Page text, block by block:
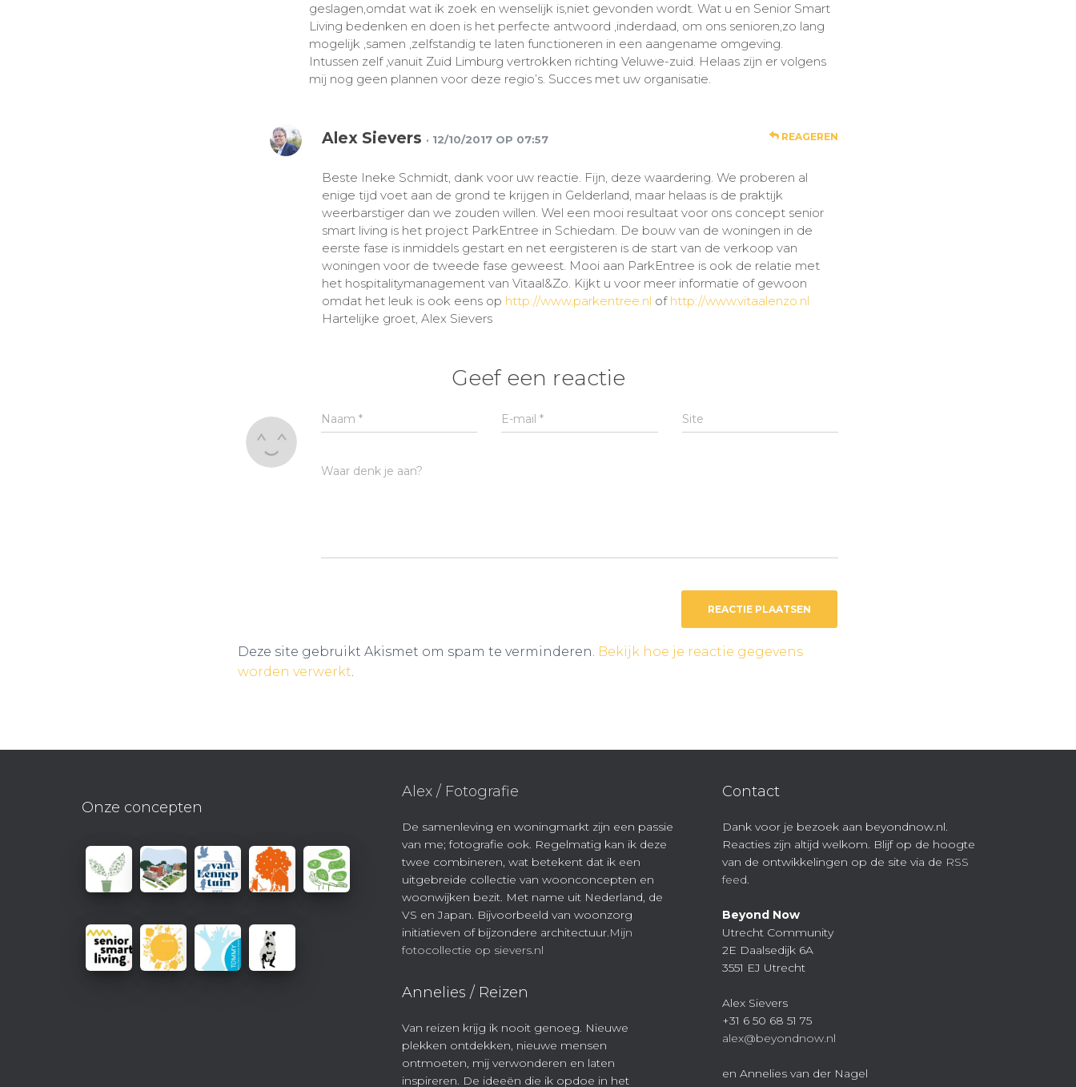
geslagen,omdat wat ik zoek en wenselijk is,niet gevonden wordt. Wat u en Senior Smart
Living bedenken en doen is het perfecte antwoord ,inderdaad, om ons senioren,zo lang
mogelijk ,samen ,zelfstandig te laten functioneren in een aangename omgeving.
Intussen zelf ,vanuit Zuid Limburg vertrokken richting Veluwe-zuid. Helaas zijn er volgens
mij nog geen plannen voor deze regio’s. Succes met uw organisatie.
Alex Sievers · 12/10/2017 OP 07:57
Beste Ineke Schmidt, dank voor uw reactie. Fijn, deze waardering. We proberen al
enige tijd voet aan de grond te krijgen in Gelderland, maar helaas is de praktijk
weerbarstiger dan we zouden willen. Wel een mooi resultaat voor ons concept senior
smart living is het project ParkEntree in Schiedam. De bouw van de woningen in de
eerste fase is inmiddels gestart en net eergisteren is de start van de verkoop van
woningen voor de tweede fase geweest. Mooi aan ParkEntree is ook de relatie met
het hospitalitymanagement van Vitaal&Zo. Kijkt u voor meer informatie of gewoon
omdat het leuk is ook eens op http://www.parkentree.nl of http://www.vitaalenzo.nl
Hartelijke groet, Alex Sievers
REAGEREN
Geef een reactie
Naam * E-mail* Site
Waar denk je aan?
Deze site gebruikt Akismet om spam te verminderen. Bekijk hoe je reactie gegevens
worden verwerkt.
Onze concepten
Alex / Fotografie
De samenleving en woningmarkt zijn een passie
van me; fotografie ook. Regelmatig kan ik deze
twee combineren, wat betekent dat ik een
uitgebreide collectie van woonconcepten en
woonwijken bezit. Met name uit Nederland, de
VS en Japan. Bijvoorbeeld van woonzorg
initiatieven of bijzondere architectuur.Mijn
fotocollectie op sievers.nl
Annelies / Reizen
Van reizen krijg ik nooit genoeg. Nieuwe
plekken ontdekken, nieuwe mensen
ontmoeten, mij verwonderen en laten
inspireren. De ideeën die ik opdoe in het
Contact
Dank voor je bezoek aan beyondnow.nl.
Reacties zijn altijd welkom. Blijf op de hoogte
van de ontwikkelingen op de site via de RSS
feed.
Beyond Now
Utrecht Community
2E Daalsedijk 6A
3551 EJ Utrecht
Alex Sievers
+31 6 50 68 51 75
alex@beyondnow.nl
en Annelies van der Nagel